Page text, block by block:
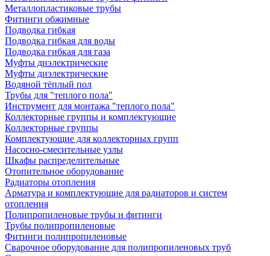
Металлопластиковые трубы
Фитинги обжимные
Подводка гибкая
Подводка гибкая для воды
Подводка гибкая для газа
Муфты диэлектрические
Муфты диэлектрические
Водяной тёплый пол
Трубы для "теплого пола"
Инструмент для монтажа "теплого пола"
Коллекторные группы и комплектующие
Коллекторные группы
Комплектующие для коллекторных групп
Насосно-смесительные узлы
Шкафы распределительные
Отопительное оборудование
Радиаторы отопления
Арматура и комплектующие для радиаторов и систем
отопления
Полипропиленовые трубы и фитинги
Трубы полипропиленовые
Фитинги полипропиленовые
Сварочное оборудование для полипропиленовых труб